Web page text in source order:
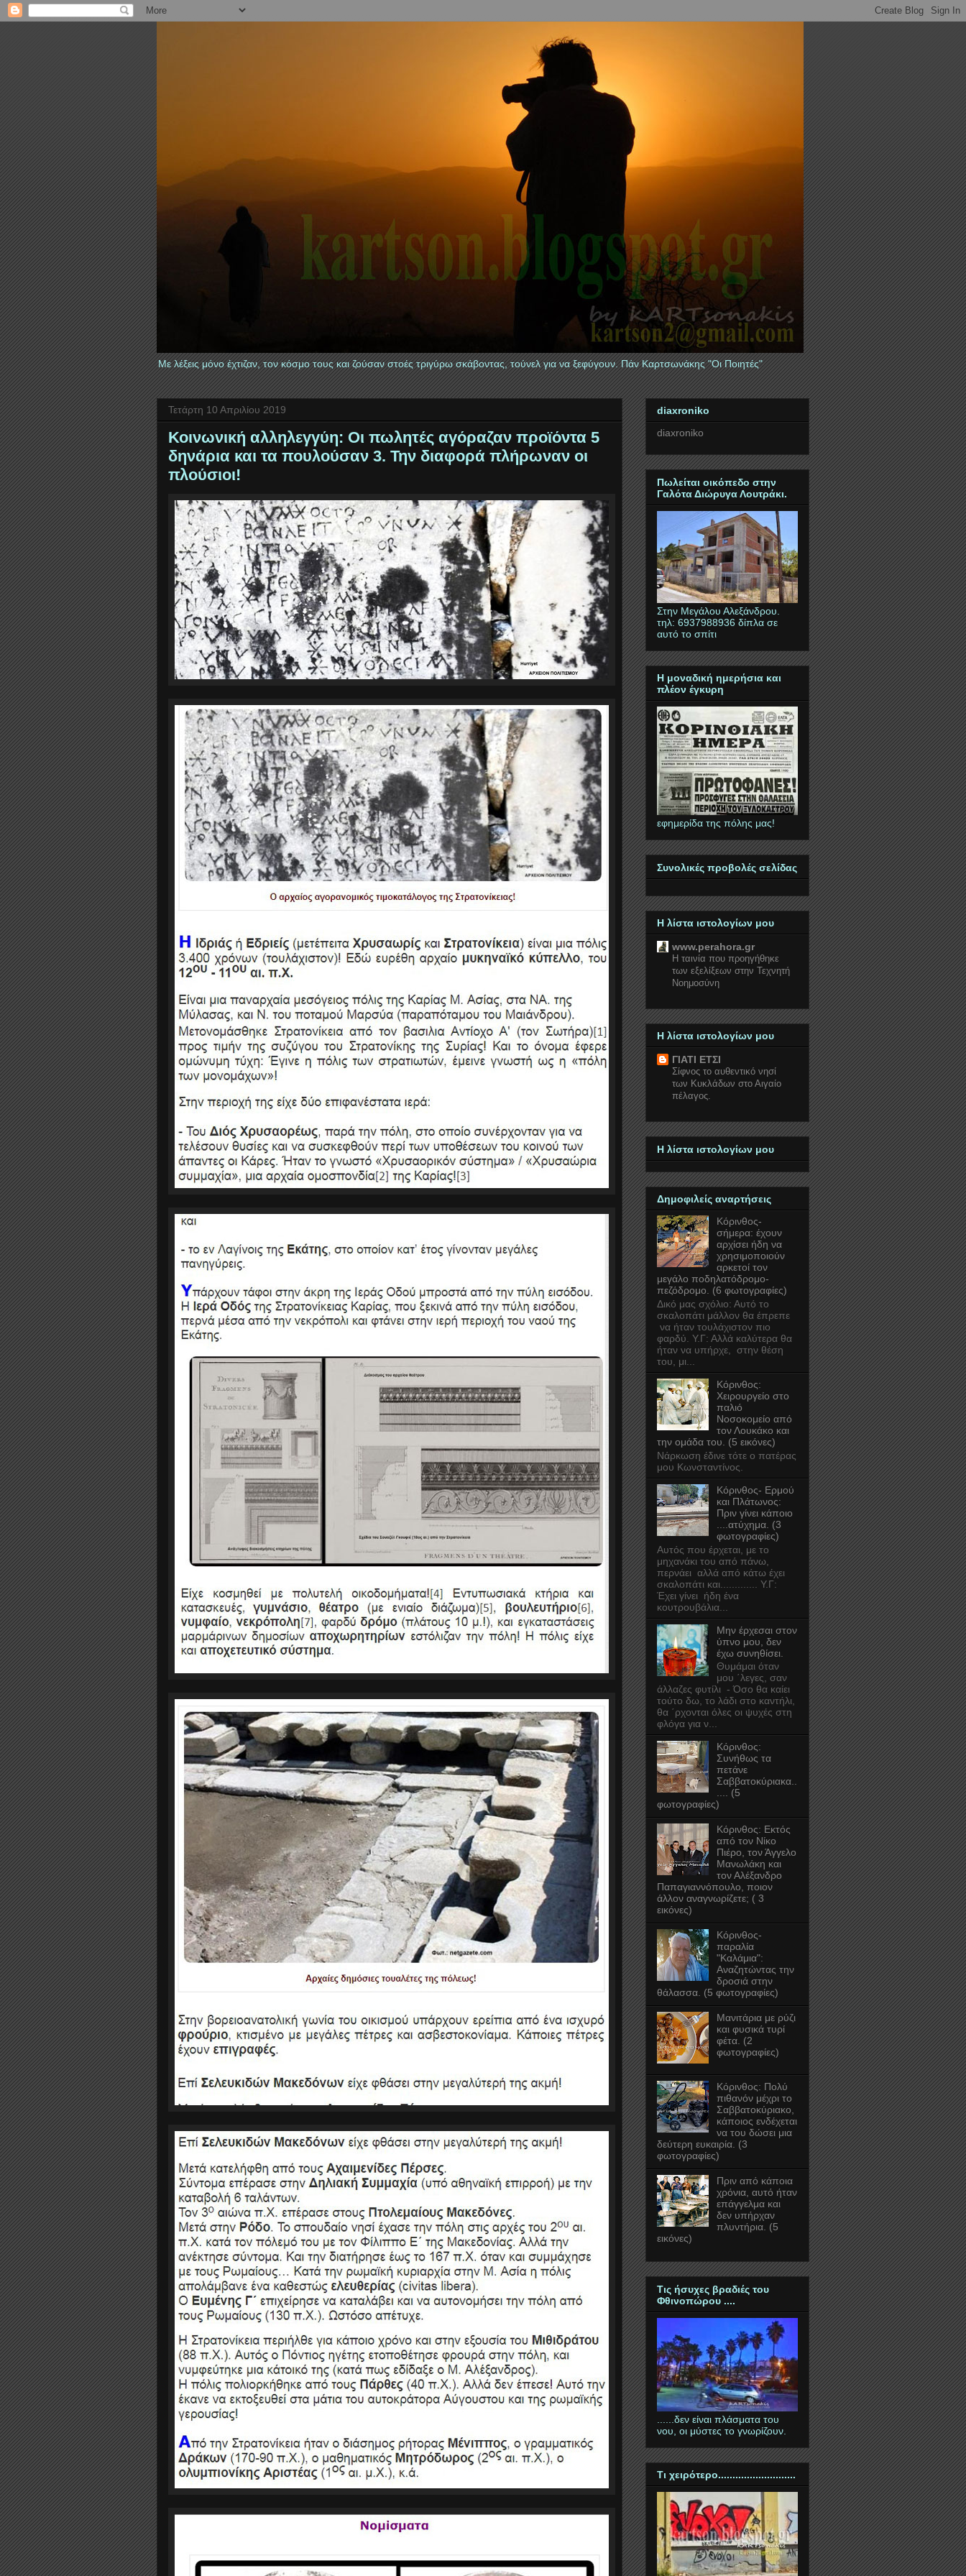
Με λέξεις μόνο έχτιζαν, τον κόσμο τους και ζούσαν στοές τριγύρω σκάβοντας, τούνελ για να ξεφύγουν. Πάν Καρτσωνάκης "Οι Ποιητές"
Τετάρτη 10 Απριλίου 2019
Κοινωνική αλληλεγγύη: Οι πωλητές αγόραζαν προϊόντα 5
δηνάρια και τα πουλούσαν 3. Την διαφορά πλήρωναν οι
πλούσιοι!
diaxroniko
diaxroniko
Πωλείται οικόπεδο στην
Γαλότα Διώρυγα Λουτράκι.
Στην Μεγάλου Αλεξάνδρου.
τηλ: 6937988936 δίπλα σε
αυτό το σπίτι
Η μοναδική ημερήσια και
πλέον έγκυρη
εφημερίδα της πόλης μας!
Συνολικές προβολές σελίδας
Η λίστα ιστολογίων μου
www.perahora.gr
Η ταινία που προηγήθηκε
των εξελίξεων στην Τεχνητή
Νοημοσύνη
Η λίστα ιστολογίων μου
ΓΙΑΤΙ ΕΤΣΙ
Σίφνος το αυθεντικό νησί
των Κυκλάδων στο Αιγαίο
πέλαγος.
Η λίστα ιστολογίων μου
Δημοφιλείς αναρτήσεις
Κόρινθος-
σήμερα: έχουν
αρχίσει ήδη να
χρησιμοποιούν
αρκετοί τον
μεγάλο ποδηλατόδρομο-
πεζόδρομο. (6 φωτογραφίες)
Δικό μας σχόλιο: Αυτό το
σκαλοπάτι μάλλον θα έπρεπε
να ήταν τουλάχιστον πιο
φαρδύ. Υ.Γ: Αλλά καλύτερα θα
ήταν να υπήρχε, στην θέση
του, μι...
Κόρινθος:
Χειρουργείο στο
παλιό
Νοσοκομείο από
τον Λουκάκο και
την ομάδα του. (5 εικόνες)
Νάρκωση έδινε τότε ο πατέρας
μου Κωνσταντίνος.
Κόρινθος- Ερμού
και Πλάτωνος:
Πριν γίνει κάποιο
....ατύχημα. (3
φωτογραφίες)
Αυτός που έρχεται, με το
μηχανάκι του από πάνω,
περνάει αλλά από κάτω έχει
σκαλοπάτι και............. Υ.Γ:
Έχει γίνει ήδη ένα
κουτρουβάλια...
Μην έρχεσαι στον
ύπνο μου, δεν
έχω συνηθίσει.
Θυμάμαι όταν
μου ΄λεγες, σαν
άλλαζες φυτίλι - Όσο θα καίει
τούτο δω, το λάδι στο καντήλι,
θα ΄ρχονται όλες οι ψυχές στη
φλόγα για ν...
Κόρινθος:
Συνήθως τα
πετάνε
Σαββατοκύριακα..
.... (5
φωτογραφίες)
Κόρινθος: Εκτός
από τον Νίκο
Πιέρο, τον Άγγελο
Μανωλάκη και
τον Αλέξανδρο
Παπαγιαννόπουλο, ποιον
άλλον αναγνωρίζετε; ( 3
εικόνες)
Κόρινθος-
παραλία
"Καλάμια":
Αναζητώντας την
δροσιά στην
θάλασσα. (5 φωτογραφίες)
Μανιτάρια με ρύζι
και φυσικά τυρί
φέτα. (2
φωτογραφίες)
Κόρινθος: Πολύ
πιθανόν μέχρι το
Σαββατοκύριακο,
κάποιος ενδέχεται
να του δώσει μια
δεύτερη ευκαιρία. (3
φωτογραφίες)
Πριν από κάποια
χρόνια, αυτό ήταν
επάγγελμα και
δεν υπήρχαν
πλυντήρια. (5
εικόνες)
Tις ήσυχες βραδιές του
Φθινοπώρου ....
......δεν είναι πλάσματα του
νου, οι μύστες το γνωρίζουν.
Τι χειρότερο...........................